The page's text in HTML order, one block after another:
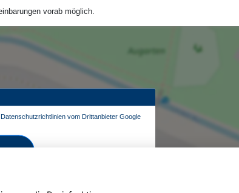
vorab möglich.
Datenschutzrichtlinien vom Drittanbieter Google